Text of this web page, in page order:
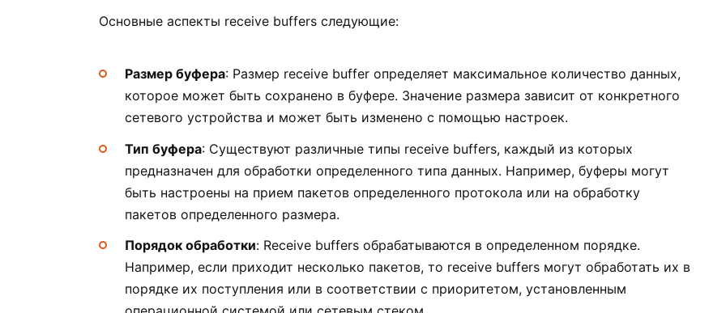
Основные аспекты receive buffers следующие:
Размер буфера: Размер receive buffer определяет максимальное количество данных,
которое может быть сохранено в буфере. Значение размера зависит от конкретного
сетевого устройства и может быть изменено с помощью настроек.
Тип буфера: Существуют различные типы receive buffers, каждый из которых
предназначен для обработки определенного типа данных. Например, буферы могут
быть настроены на прием пакетов определенного протокола или на обработку
пакетов определенного размера.
Порядок обработки: Receive buffers обрабатываются в определенном порядке.
Например, если приходит несколько пакетов, то receive buffers могут обработать их в
порядке их поступления или в соответствии с приоритетом, установленным